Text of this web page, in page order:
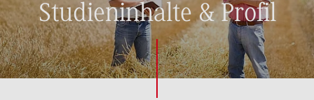
Studieninhalte & Profil